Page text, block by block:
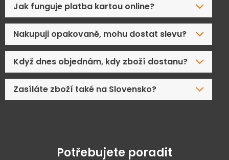
Jak funguje platba kartou online?
Nakupuji opakovaně, mohu dostat slevu?
Když dnes objednám, kdy zboží dostanu?
Zasíláte zboží také na Slovensko?
Potřebujete poradit